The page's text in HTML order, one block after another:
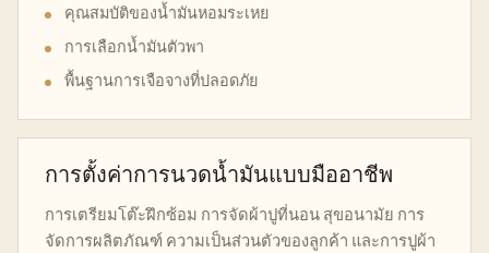
คุณสมบัติของน้ำมันหอมระเหย
การเลือกน้ำมันตัวพา
พื้นฐานการเจือจางที่ปลอดภัย
การตั้งค่าการนวดน้ำมันแบบมืออาชีพ
การเตรียมโต๊ะฝึกซ้อม การจัดผ้าปูที่นอน สุขอนามัย การ
จัดการผลิตภัณฑ์ ความเป็นส่วนตัวของลูกค้า และการปูผ้า